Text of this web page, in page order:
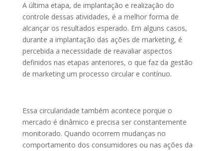
A última etapa, de implantação e realização do
controle dessas atividades, é a melhor forma de
alcançar os resultados esperado. Em alguns casos,
durante a implantação das ações de marketing, é
percebida a necessidade de reavaliar aspectos
definidos nas etapas anteriores, o que faz da gestão
de marketing um processo circular e contínuo.
Essa circularidade também acontece porque o
mercado é dinâmico e precisa ser constantemente
monitorado. Quando ocorrem mudanças no
comportamento dos consumidores ou nas ações da